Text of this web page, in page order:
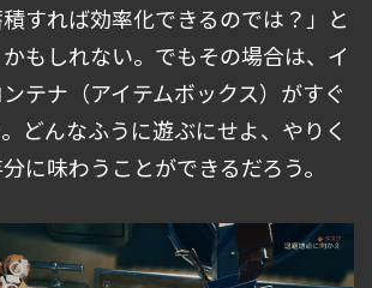
積すれば効率化できるのでは？」と
もしれない。でもその場合は、イ
テナ（アイテムボックス）がすぐ
どんなふうに遊ぶにせよ、やりく
に味わうことができるだろう。